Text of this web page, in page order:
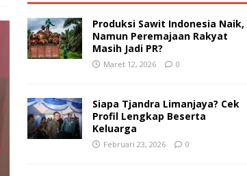
Produksi Sawit Indonesia Naik,
Namun Peremajaan Rakyat
Masih Jadi PR?
Maret 12, 2026 0
Siapa Tjandra Limanjaya? Cek
Profil Lengkap Beserta
Keluarga
Februari 23, 2026 0